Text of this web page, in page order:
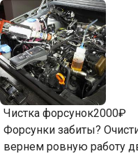
Чистка форсунок2000₽
Форсунки забиты?
вернем ровную работу